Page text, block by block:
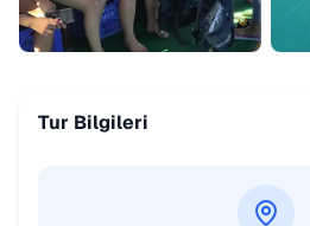
Tur Bilgileri